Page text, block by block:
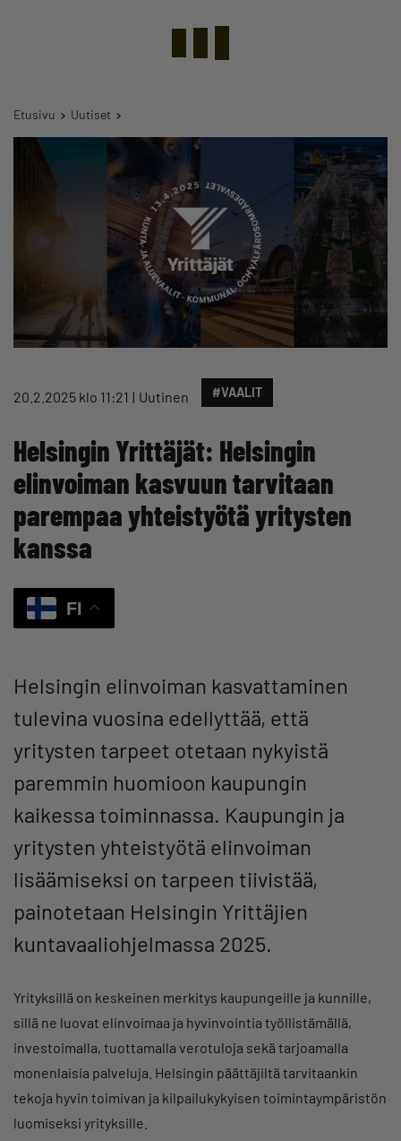
Etusivu Uutiset
20.2.2025 klo 11:21 Uutinen #VAALIT
Helsingin Yrittäjät: Helsingin
elinvoiman kasvuun tarvitaan
parempaa yhteistyötä yritysten
kanssa
FI
Helsingin elinvoiman kasvattaminen
tulevina vuosina edellyttää, että
yritysten tarpeet otetaan nykyistä
paremmin huomioon kaupungin
kaikessa toiminnassa. Kaupungin ja
yritysten yhteistyötä elinvoiman
lisäämiseksi on tarpeen tiivistää,
painotetaan Helsingin Yrittäjien
kuntavaaliohjelmassa 2025.
Yrityksillä on keskeinen merkitys kaupungeille ja kunnille,
sillä ne luovat elinvoimaa ja hyvinvointia työllistämällä,
investoimalla, tuottamalla verotuloja sekä tarjoamalla
monenlaisia palveluja. Helsingin päättäjiltä tarvitaankin
tekoja hyvin toimivan ja kilpailukykyisen toimintaympäristön
luomiseksi yrityksille.